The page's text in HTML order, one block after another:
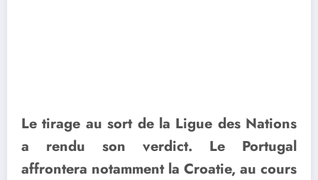
Le tirage au sort de la Ligue des Nations
a rendu son verdict. Le Portugal
affrontera notamment la Croatie, au cours